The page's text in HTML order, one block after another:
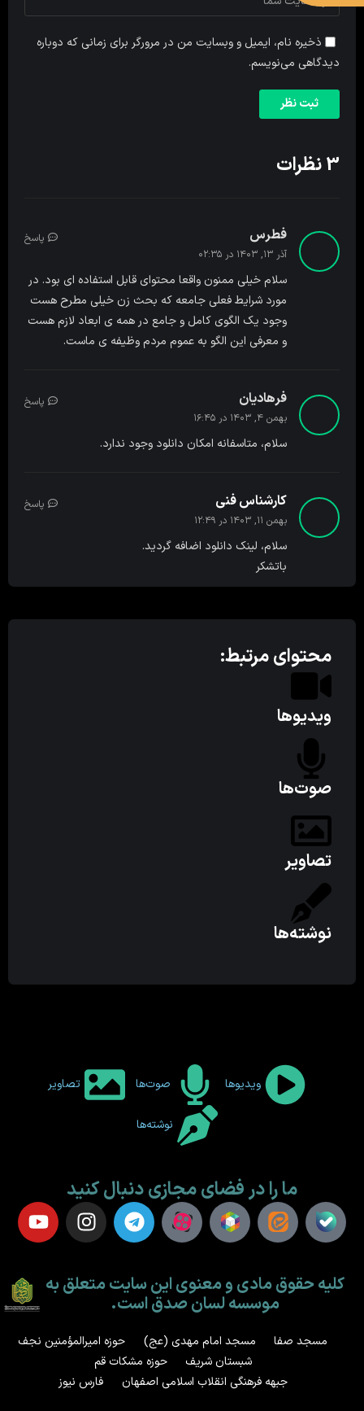
ذخیره نام، ایمیل و وبسایت من در مرورگر برای زمانی که دوباره
دیدگاهی می‌نویسم.
3 نظرات
فطرس
آذر ۱۳, ۱۴۰۳ در ۰۲:۳۵
سلام خیلی ممنون واقعا محتوای قابل استفاده ای بود. در
مورد شرایط فعلی جامعه که بحث زن خیلی مطرح هست
وجود یک الگوی کامل و جامع در همه ی ابعاد لازم هست
و معرفی این الگو به عموم مردم وظیفه ی ماست.
پاسخ
فرهادیان
بهمن ۴, ۱۴۰۳ در ۱۶:۴۵
سلام، متاسفانه امکان دانلود وجود ندارد.
پاسخ
کارشناس فنی
بهمن ۱۱, ۱۴۰۳ در ۱۲:۴۹
سلام، لینک دانلود اضافه گردید.
باتشکر
پاسخ
محتوای مرتبط:
ویدیوها
صوت‌ها
تصاویر
نوشته‌ها
ویدیوها صوت‌ها تصاویر
نوشته‌ها
ما را در فضای مجازی دنبال کنید
کلیه حقوق مادی و معنوی این سایت متعلق به
موسسه لسان صدق است.
مسجد صفا مسجد امام مهدی (عج)
حوزه امیرالمؤمنین نجف
شبستان شریف
حوزه مشکات قم
جبهه فرهنگی انقلاب اسلامی اصفهان
فارس نیوز